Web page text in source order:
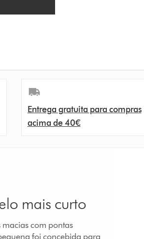
Entrega gratuita para compras
acima de 40€
mais curto
com pontas
foi concebida para